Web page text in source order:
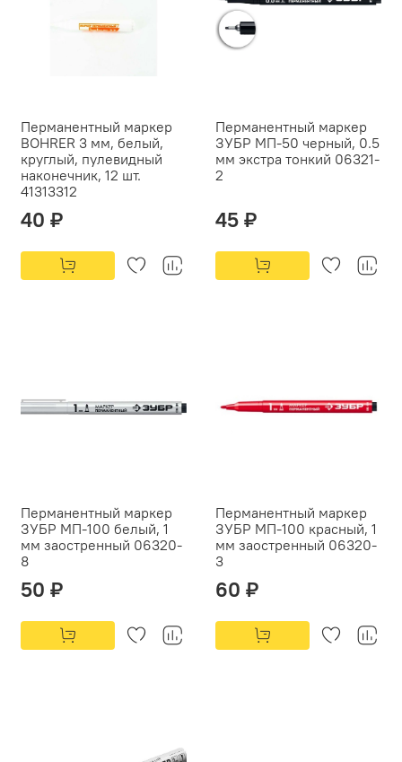
Перманентный маркер
BOHRER 3 мм, белый,
круглый, пулевидный
наконечник, 12 шт.
41313312
40 ₽
Перманентный маркер
ЗУБР МП-50 черный, 0.5
мм экстра тонкий 06321-
2
45 ₽
Перманентный маркер
ЗУБР МП-100 белый, 1
мм заостренный 06320-
8
50 ₽
Перманентный маркер
ЗУБР МП-100 красный, 1
мм заостренный 06320-
3
60 ₽